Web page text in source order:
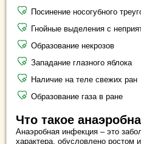
Посинение носогубного
Гнойные выделения с
Образование некрозов
Западание глазного яблока
Наличие на теле свежих ран
Образование газа в ране
Что такое
Анаэробная инфекция – это
характера, обусловлено ростом